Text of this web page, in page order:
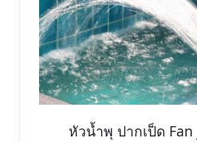
หัวน้ำพุ ปากเป็ด